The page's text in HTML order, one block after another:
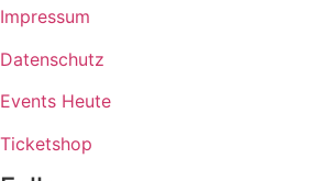
Impressum
Datenschutz
Events Heute
Ticketshop